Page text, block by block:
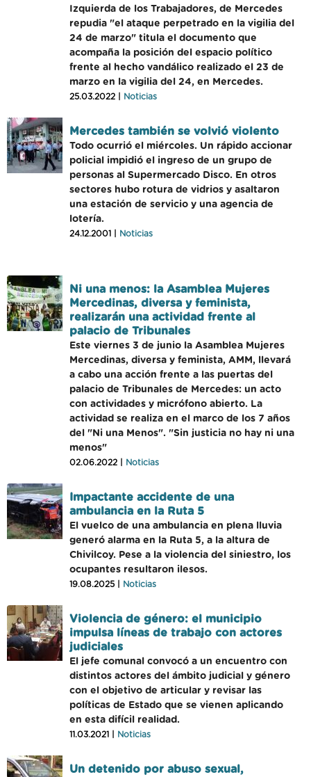
Izquierda de los Trabajadores, de Mercedes
repudia "el ataque perpetrado en la vigilia del
24 de marzo" titula el documento que
acompaña la posición del espacio político
frente al hecho vandálico realizado el 23 de
marzo en la vigilia del 24, en Mercedes.
25.03.2022 | Noticias
Mercedes también se volvió violento
Todo ocurrió el miércoles. Un rápido accionar
policial impidió el ingreso de un grupo de
personas al Supermercado Disco. En otros
sectores hubo rotura de vidrios y asaltaron
una estación de servicio y una agencia de
lotería.
24.12.2001 | Noticias
Ni una menos: la Asamblea Mujeres
Mercedinas, diversa y feminista,
realizarán una actividad frente al
palacio de Tribunales
Este viernes 3 de junio la Asamblea Mujeres
Mercedinas, diversa y feminista, AMM, llevará
a cabo una acción frente a las puertas del
palacio de Tribunales de Mercedes: un acto
con actividades y micrófono abierto. La
actividad se realiza en el marco de los 7 años
del "Ni una Menos". "Sin justicia no hay ni una
menos"
02.06.2022 | Noticias
Impactante accidente de una
ambulancia en la Ruta 5
El vuelco de una ambulancia en plena lluvia
generó alarma en la Ruta 5, a la altura de
Chivilcoy. Pese a la violencia del siniestro, los
ocupantes resultaron ilesos.
19.08.2025 | Noticias
Violencia de género: el municipio
impulsa líneas de trabajo con actores
judiciales
El jefe comunal convocó a un encuentro con
distintos actores del ámbito judicial y género
con el objetivo de articular y revisar las
políticas de Estado que se vienen aplicando
en esta difícil realidad.
11.03.2021 | Noticias
Un detenido por abuso sexual,